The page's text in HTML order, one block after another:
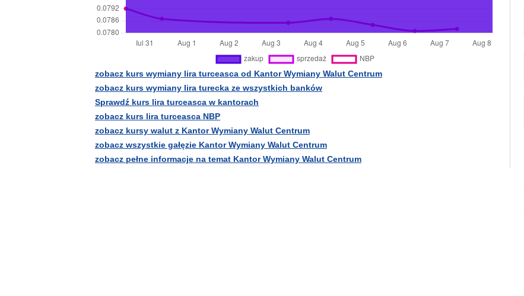
zobacz kurs wymiany lira turceasca od Kantor Wymiany Walut Centrum
zobacz kurs wymiany lira turecka ze wszystkich banków
Sprawdź kurs lira turceasca w kantorach
zobacz kurs lira turceasca NBP
zobacz kursy walut z Kantor Wymiany Walut Centrum
zobacz wszystkie gałęzie Kantor Wymiany Walut Centrum
zobacz pełne informacje na temat Kantor Wymiany Walut Centrum